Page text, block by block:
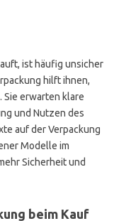
ist häufig unsicher
hilft ihnen,
erwarten klare
und Nutzen des
auf der Verpackung
Modelle im
Sicherheit und
beim Kauf